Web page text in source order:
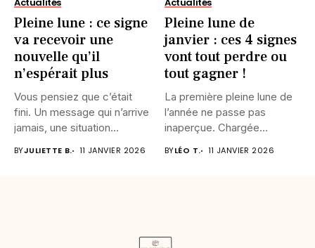
Pleine lune : ce signe
va recevoir une
nouvelle qu’il
n’espérait plus
Vous pensiez que c’était
fini. Un message qui n’arrive
jamais, une situation...
BYJULIETTE B. 11 JANVIER 2026
Pleine lune de
janvier : ces 4 signes
vont tout perdre ou
tout gagner !
La première pleine lune de
l’année ne passe pas
inaperçue. Chargée
d’intensité,...
BYLÉO T. 11 JANVIER 2026